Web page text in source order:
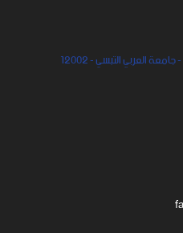
العربي التبسي - 12002